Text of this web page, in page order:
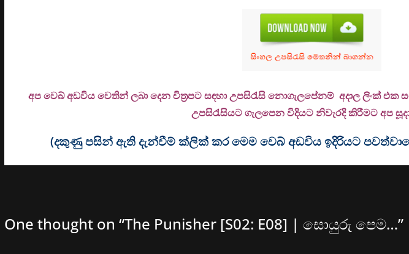
අප වෙබ් අඩවිය වෙතින් ලබා දෙන චිත්‍රපට සඳහා උපසිරැසි නොගැලපේනම් අදාල ලිංක්
උපසිරැසියට ගැලපෙන විදියට නිවැරදි කිරීමට අප
(දකුණු පසින් ඇති දැන්වීම් ක්ලික් කර මෙම වෙබ් අඩවිය ඉදිරියට
One thought on “The Punisher [S02: E08] | සොයුරු පෙම…”